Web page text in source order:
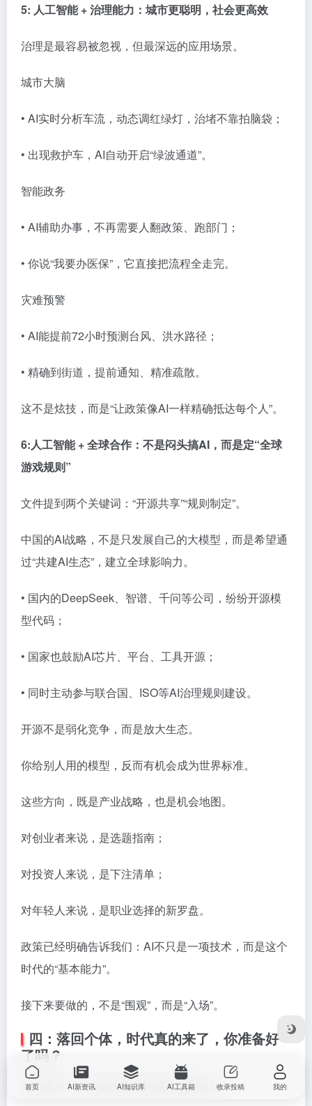
5: 人工智能 + 治理能力：城市更聪明，社会更高效
治理是最容易被忽视，但最深远的应用场景。
城市大脑
• AI实时分析车流，动态调红绿灯，治堵不靠拍脑袋；
• 出现救护车，AI自动开启“绿波通道”。
智能政务
• AI辅助办事，不再需要人翻政策、跑部门；
• 你说“我要办医保”，它直接把流程全走完。
灾难预警
• AI能提前72小时预测台风、洪水路径；
• 精确到街道，提前通知、精准疏散。
这不是炫技，而是“让政策像AI一样精确抵达每个人”。
6:人工智能 + 全球合作：不是闷头搞AI，而是定“全球
游戏规则”
文件提到两个关键词：“开源共享”“规则制定”。
中国的AI战略，不是只发展自己的大模型，而是希望通
过“共建AI生态”，建立全球影响力。
• 国内的DeepSeek、智谱、千问等公司，纷纷开源模
型代码；
• 国家也鼓励AI芯片、平台、工具开源；
• 同时主动参与联合国、ISO等AI治理规则建设。
开源不是弱化竞争，而是放大生态。
你给别人用的模型，反而有机会成为世界标准。
这些方向，既是产业战略，也是机会地图。
对创业者来说，是选题指南；
对投资人来说，是下注清单；
对年轻人来说，是职业选择的新罗盘。
政策已经明确告诉我们：AI不只是一项技术，而是这个
时代的“基本能力”。
接下来要做的，不是“围观”，而是“入场”。
四：落回个体，时代真的来了，你准备好
了吗？
写到这里，其实最关键的问题才刚刚开始。
首页 AI新资讯 AI知识库 AI工具箱 收录投稿 我的